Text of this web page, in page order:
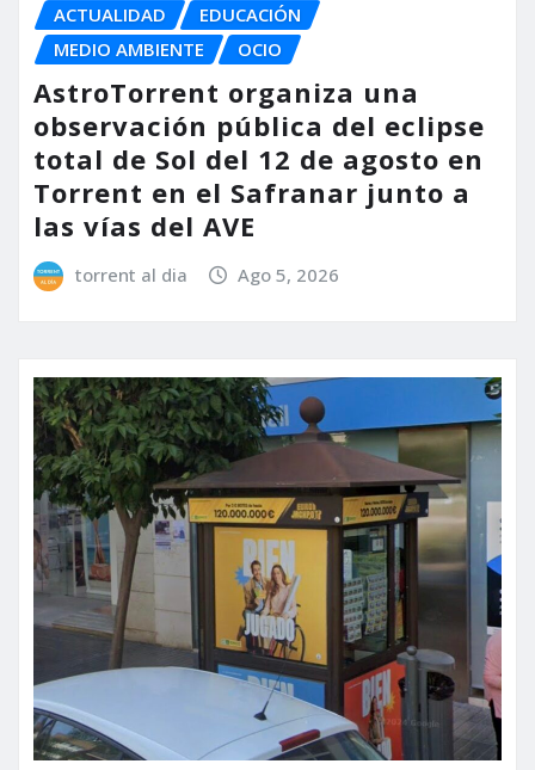
ACTUALIDAD
EDUCACIÓN
MEDIO AMBIENTE
OCIO
AstroTorrent organiza una
observación pública del eclipse
total de Sol del 12 de agosto en
Torrent en el Safranar junto a
las vías del AVE
torrent al dia Ago 5, 2026